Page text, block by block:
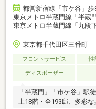
都営新宿線「市ケ谷」歩
東京メトロ半蔵門線「半蔵
東京メトロ半蔵門線「九段
東京都千代田区三番町
フロントサービス 性
ディスポーザー
「半蔵門」「市ケ谷」駅
上18階・全193邸、多彩